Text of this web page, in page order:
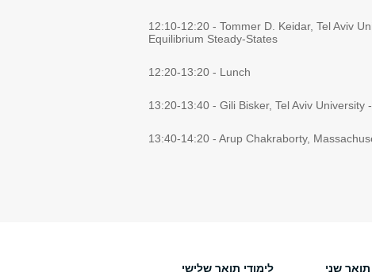
12:10-12:20 - Tommer D. Keidar, Tel Aviv
Equilibrium Steady-States
12:20-13:20 - Lunch
13:20-13:40 - Gili Bisker, Tel Aviv
13:40-14:20 - Arup Chakraborty,
תואר שני
לימודי תואר שלישי